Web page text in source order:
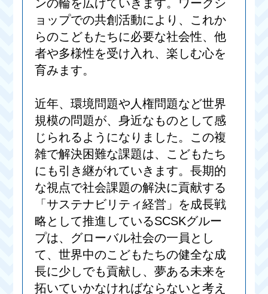
ンの輪を広げていきます。ワークシ
ョップでの共創活動により、これか
らのこどもたちに必要な社会性、他
者や多様性を受け入れ、楽しむ心を
育みます。
近年、環境問題や人権問題など世界
規模の問題が、身近なものとして感
じられるようになりました。この複
雑で解決困難な課題は、こどもたち
にも引き継がれていきます。長期的
な視点で社会課題の解決に貢献する
「サステナビリティ経営」を成長戦
略として推進しているSCSKグルー
プは、グローバル社会の一員とし
て、世界中のこどもたちの健全な成
長に少しでも貢献し、夢ある未来を
拓いていかなければならないと考え